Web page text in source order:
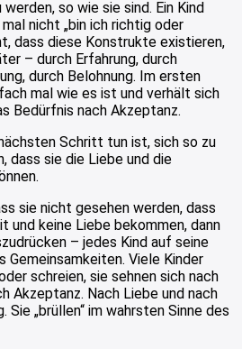
so wie sie sind. Ein Kind
nicht „bin ich richtig oder
dass diese Konstrukte existieren,
– durch Erfahrung, durch
durch Belohnung. Im ersten
mal wie es ist und verhält sich
Bedürfnis nach Akzeptanz.
Schritt tun ist, sich so zu
dass sie die Liebe und die
sie nicht gesehen werden, dass
und keine Liebe bekommen, dann
– jedes Kind auf seine
Gemeinsamkeiten. Viele Kinder
schreien, sie sehnen sich nach
Akzeptanz. Nach Liebe und nach
„brüllen“ im wahrsten Sinne des